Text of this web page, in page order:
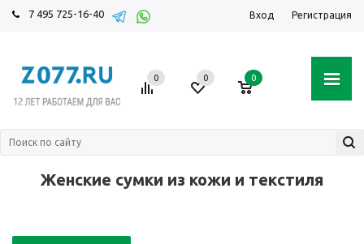
7 495 725-16-40 Вход Регистрация
0 0 0
Женские сумки из кожи и текстиля